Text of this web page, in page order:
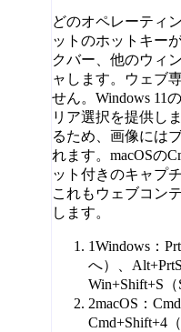
どのオペレーティ
ットのホットキー
クバー、他のウィ
ャします。ウェブ
せん。Windows 11
リア選択を提供し
るため、画像には
れます。macOSの
ット付きのキャプ
これもウェブコン
します。
1Windows：
へ）、
Win+Shift+S（
2macOS：
Cmd+Shift+4